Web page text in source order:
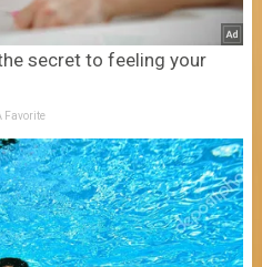
secret to feeling your
Favorite